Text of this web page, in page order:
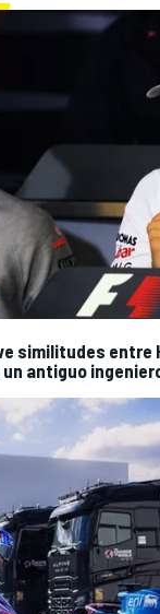
similitudes entre
antiguo